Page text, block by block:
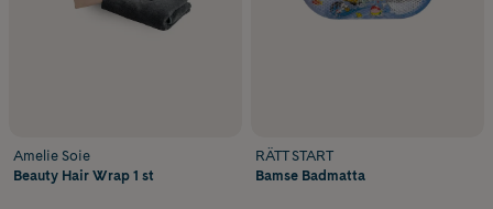
Amelie Soie
Beauty Hair Wrap 1 st
RÄTT START
Bamse Badmatta